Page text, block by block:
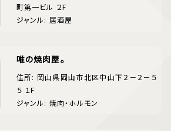
町第一ビル ２F
ジャンル: 居酒屋
唯の焼肉屋。
住所: 岡山県岡山市北区中山下２－２－５
５ １F
ジャンル: 焼肉・ホルモン